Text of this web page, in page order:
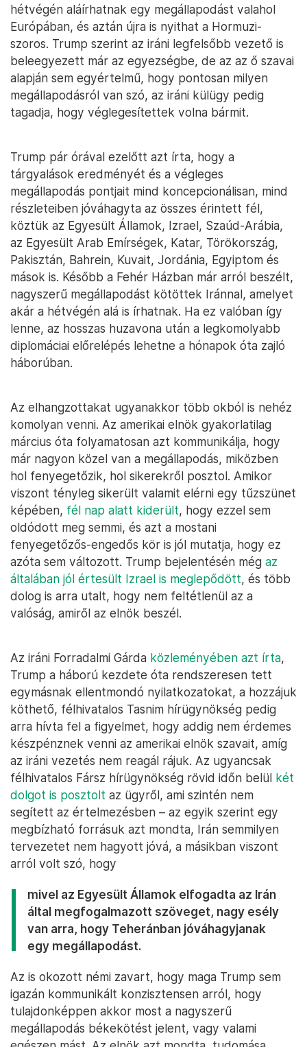
hétvégén aláírhatnak egy megállapodást valahol
Európában, és aztán újra is nyithat a Hormuzi-
szoros. Trump szerint az iráni legfelsőbb vezető is
beleegyezett már az egyezségbe, de az az ő szavai
alapján sem egyértelmű, hogy pontosan milyen
megállapodásról van szó, az iráni külügy pedig
tagadja, hogy véglegesítettek volna bármit.
Trump pár órával ezelőtt azt írta, hogy a
tárgyalások eredményét és a végleges
megállapodás pontjait mind koncepcionálisan, mind
részleteiben jóváhagyta az összes érintett fél,
köztük az Egyesült Államok, Izrael, Szaúd-Arábia,
az Egyesült Arab Emírségek, Katar, Törökország,
Pakisztán, Bahrein, Kuvait, Jordánia, Egyiptom és
mások is. Később a Fehér Házban már arról beszélt,
nagyszerű megállapodást kötöttek Iránnal, amelyet
akár a hétvégén alá is írhatnak. Ha ez valóban így
lenne, az hosszas huzavona után a legkomolyabb
diplomáciai előrelépés lehetne a hónapok óta zajló
háborúban.
Az elhangzottakat ugyanakkor több okból is nehéz
komolyan venni. Az amerikai elnök gyakorlatilag
március óta folyamatosan azt kommunikálja, hogy
már nagyon közel van a megállapodás, miközben
hol fenyegetőzik, hol sikerekről posztol. Amikor
viszont tényleg sikerült valamit elérni egy tűzszünet
képében, fél nap alatt kiderült, hogy ezzel sem
oldódott meg semmi, és azt a mostani
fenyegetőzős-engedős kör is jól mutatja, hogy ez
azóta sem változott. Trump bejelentésén még az
általában jól értesült Izrael is meglepődött, és több
dolog is arra utalt, hogy nem feltétlenül az a
valóság, amiről az elnök beszél.
Az iráni Forradalmi Gárda közleményében azt írta,
Trump a háború kezdete óta rendszeresen tett
egymásnak ellentmondó nyilatkozatokat, a hozzájuk
köthető, félhivatalos Tasnim hírügynökség pedig
arra hívta fel a figyelmet, hogy addig nem érdemes
készpénznek venni az amerikai elnök szavait, amíg
az iráni vezetés nem reagál rájuk. Az ugyancsak
félhivatalos Fársz hírügynökség rövid időn belül két
dolgot is posztolt az ügyről, ami szintén nem
segített az értelmezésben – az egyik szerint egy
megbízható forrásuk azt mondta, Irán semmilyen
tervezetet nem hagyott jóvá, a másikban viszont
arról volt szó, hogy
mivel az Egyesült Államok elfogadta az Irán
által megfogalmazott szöveget, nagy esély
van arra, hogy Teheránban jóváhagyjanak
egy megállapodást.
Az is okozott némi zavart, hogy maga Trump sem
igazán kommunikált konzisztensen arról, hogy
tulajdonképpen akkor most a nagyszerű
megállapodás békekötést jelent, vagy valami